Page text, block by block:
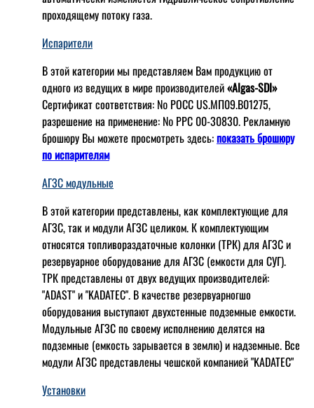
проходящему потоку газа.
Испарители
В этой категории мы представляем Вам продукцию от
одного из ведущих в мире производителей«Algas-SDI»
Сертификат соответствия: № РОСС US.МП09.В01275,
разрешение на применение: № РРС 00-30830. Рекламную
брошюру Вы можете просмотреть здесь:показать брошюру
по испарителям
АГЗС модульные
В этой категории представлены, как комплектующие для
АГЗС, так и модули АГЗС целиком. К комплектующим
относятся топливораздаточные колонки (ТРК) для АГЗС и
резервуарное оборудование для АГЗС (емкости для СУГ).
ТРК представлены от двух ведущих производителей:
"ADAST" и "KADATEC". В качестве резервуарногшо
оборудования выступают двухстенные подземные емкости.
Модульные АГЗС по своему исполнению делятся на
подземные (емкость зарывается в землю) и надземные. Все
модули АГЗС представлены чешской компанией "KADATEC"
Установки